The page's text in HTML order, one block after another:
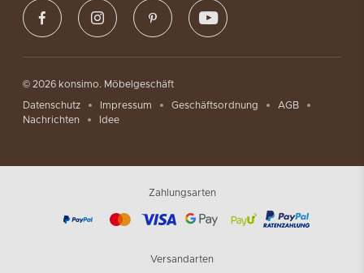
© 2026 konsimo. Möbelgeschäft
Datenschutz Impressum Geschäftsordnung
AGB
Nachrichten
Idee
Zahlungsarten
Versandarten